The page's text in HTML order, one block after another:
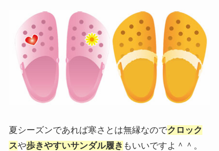
夏シーズンであれば寒さとは無縁なのでクロック
スや歩きやすいサンダル履き もいいですよ＾＾。